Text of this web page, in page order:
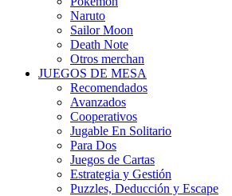
Naruto
Sailor Moon
Death Note
Otros merchan
JUEGOS DE MESA
Recomendados
Avanzados
Cooperativos
Jugable En Solitario
Para Dos
Juegos de Cartas
Estrategia y Gestión
Puzzles, Deducción y Escape